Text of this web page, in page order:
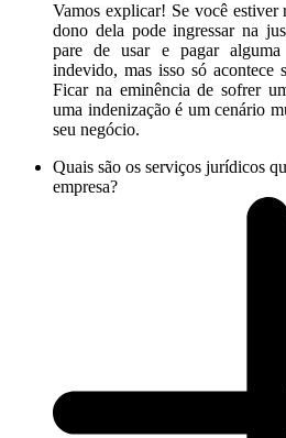
Vamos explicar! Se você estiver
dono dela pode ingressar na
pare de usar e pagar
indevido, mas isso só acontece
Ficar na eminência de sofrer
uma indenização é um cenário
seu negócio.
Quais são os serviços jurídicos
empresa?